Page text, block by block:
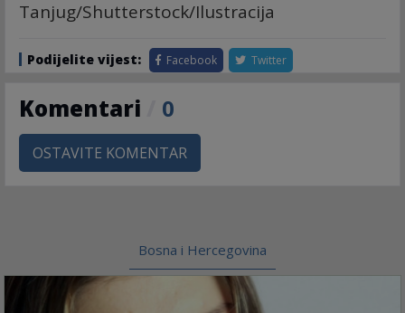
Tanjug/Shutterstock/Ilustracija
Podijelite vijest: Facebook Twitter
Komentari 0
OSTAVITE KOMENTAR
Bosna i Hercegovina